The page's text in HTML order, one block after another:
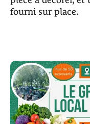
fourni sur place.